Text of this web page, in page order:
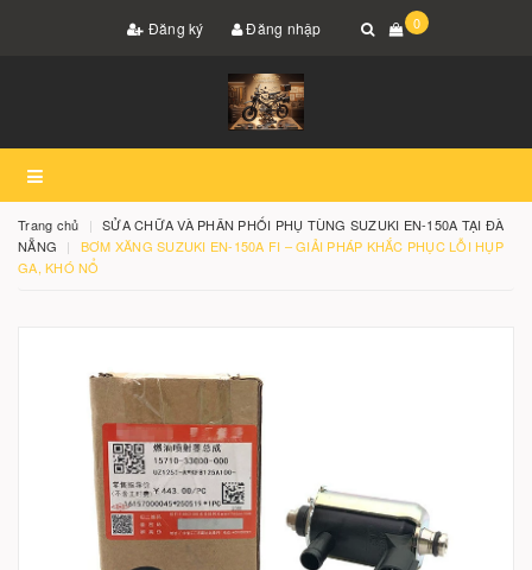
Đăng ký Đăng nhập 0
Trang chủ
SỬA CHỮA VÀ PHÂN PHỐI PHỤ TÙNG SUZUKI EN-150A TẠI ĐÀ
NẴNG
BƠM XĂNG SUZUKI EN-150A FI – GIẢI PHÁP KHẮC PHỤC LỖI HỤP
GA, KHÓ NỔ